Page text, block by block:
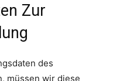
Zur
des
müssen wir diese